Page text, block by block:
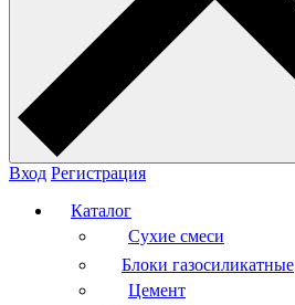
Вход Регистрация
Каталог
Сухие смеси
Блоки газосиликатные
Цемент